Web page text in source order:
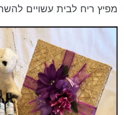
מפיץ ריח לבית עשויים